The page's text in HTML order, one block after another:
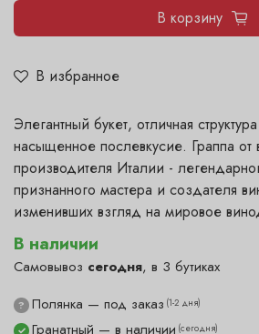
В избранное
В корзину
В наличии
Самовывоз сегодня, в 3 бутиках
✓ Гранатный — в наличии (сегодня)
? Полянка — под заказ (1-2 дня)
Элегантный букет, отличная
насыщенное послевкусие. Граппа от
производителя Италии -
признанного мастера и создателя
изменивших взгляд на мировое